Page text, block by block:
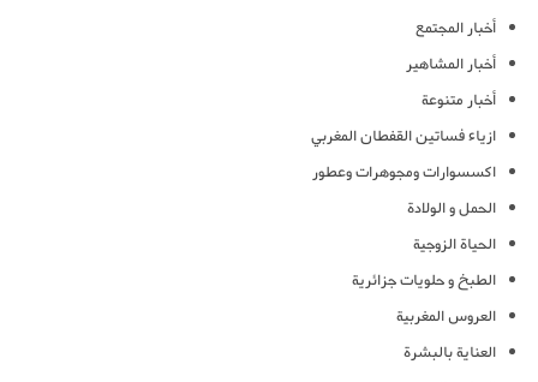
أخبار المجتمع
أخبار المشاهير
أخبار متنوعة
ازياء فساتين القفطان المغربي
اكسسوارات ومجوهرات وعطور
الحمل و الولادة
الحياة الزوجية
الطبخ و حلويات جزائرية
العروس المغربية
العناية بالبشرة